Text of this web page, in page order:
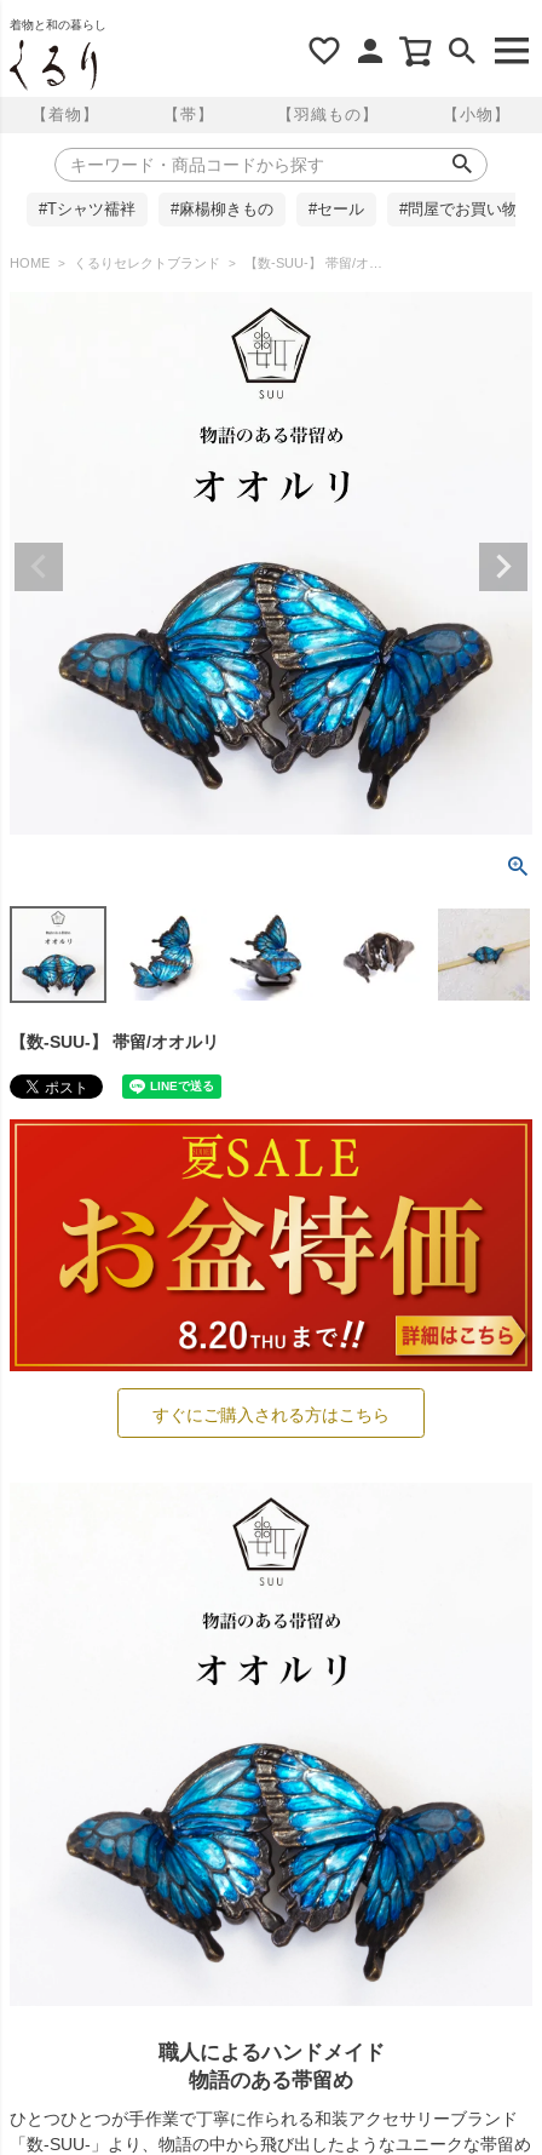
着物と和の暮らし
【着物】 【帯】 【羽織もの】 【小物】
#Tシャツ襦袢 #麻楊柳きもの #セール #問屋でお買い物
HOME くるりセレクトブランド 【数-SUU-】 帯留/オオルリ
【数-SUU-】 帯留/オオルリ
すぐにご購入される方はこちら
職人によるハンドメイド
物語のある帯留め
ひとつひとつが手作業で丁寧に作られる和装アクセサリーブランド
「数-SUU-」より、物語の中から飛び出したようなユニークな帯留め